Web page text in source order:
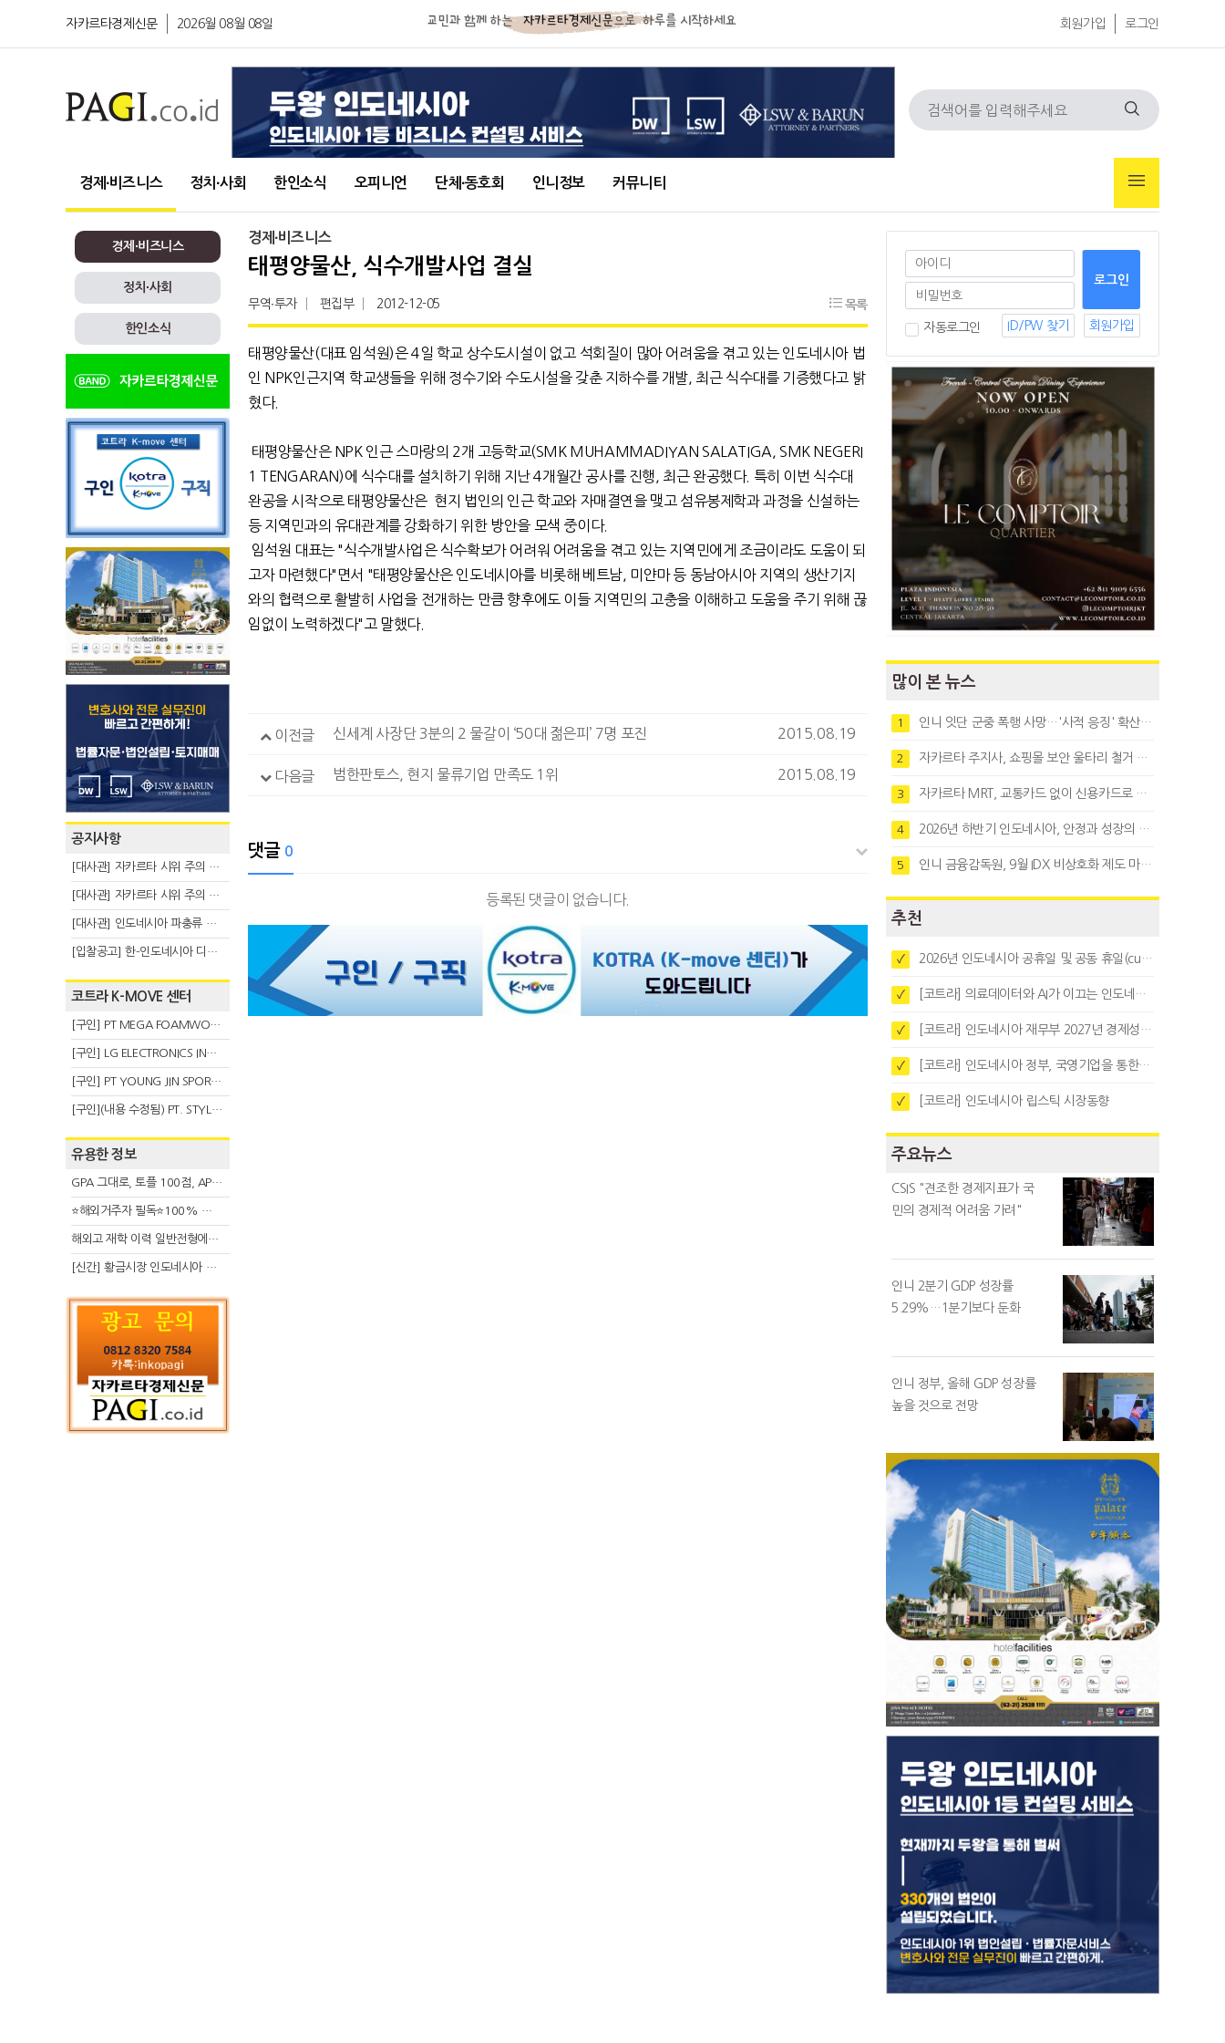
자카르타경제신문 2026월 08월 08일 회원가입 로그인
경제∙비즈니스 정치∙사회 한인소식 오피니언 단체∙동호회 인니정보 커뮤니티
경제∙비즈니스
정치∙사회
한인소식
공지사항
[대사관] 자카르타 시위 주의 안내(8.6)
[대사관] 자카르타 시위 주의 안내(8.3)
[대사관] 인도네시아 파충류 불법 반출 주의 (7.29)
[입찰공고] 한-인도네시아 디지털융복합 탈 전시회
코트라 K-MOVE 센터
[구인] PT MEGA FOAMWORKS INDONESIA
[구인] LG ELECTRONICS INDONESIA
[구인] PT YOUNG JIN SPORT INDONESIA
[구인](내용 수정됨) PT. STYLE KOREAN INDONESIA (스타일 코리안 인도네시아)
유용한 정보
GPA 그대로, 토플 100점, AP 막막 — 원인은 하나입니다
⭐해외거주자 필독⭐100% 온라인 마지막 한국어교원 2급 추가모집 (~8/2)
해외고 재학 이력 일반전형에서 분명한 입시 강점 살리는 전략
[신간] 황금시장 인도네시아 슈퍼리치의 성공 수업
경제∙비즈니스
태평양물산, 식수개발사업 결실
무역∙투자 편집부 2012-12-05 목록
태평양물산(대표 임석원)은 4일 학교 상수도시설이 없고 석회질이 많아 어려움을 겪고 있는 인도네시아 법
인 NPK인근지역 학교생들을 위해 정수기와 수도시설을 갖춘 지하수를 개발, 최근 식수대를 기증했다고 밝
혔다.
태평양물산은 NPK 인근 스마랑의 2개 고등학교(SMK MUHAMMADIYAN SALATIGA, SMK NEGERI
1 TENGARAN)에 식수대를 설치하기 위해 지난 4개월간 공사를 진행, 최근 완공했다. 특히 이번 식수대
완공을 시작으로 태평양물산은 현지 법인의 인근 학교와 자매결연을 맺고 섬유봉제학과 과정을 신설하는
등 지역민과의 유대관계를 강화하기 위한 방안을 모색 중이다.
임석원 대표는 "식수개발사업은 식수확보가 어려워 어려움을 겪고 있는 지역민에게 조금이라도 도움이 되
고자 마련했다"면서 "태평양물산은 인도네시아를 비롯해 베트남, 미얀마 등 동남아시아 지역의 생산기지
와의 협력으로 활발히 사업을 전개하는 만큼 향후에도 이들 지역민의 고충을 이해하고 도움을 주기 위해 끊
임없이 노력하겠다"고 말했다.
이전글 신세계 사장단 3분의 2 물갈이 ‘50대 젊은피’ 7명 포진 2015.08.19
다음글 범한판토스, 현지 물류기업 만족도 1위 2015.08.19
댓글 0
등록된 댓글이 없습니다.
자동로그인 ID/PW 찾기 회원가입
많이 본 뉴스
1 인니 잇단 군중 폭행 사망…'사적 응징' 확산에 법치 우려
2 자카르타 주지사, 쇼핑몰 보안 울타리 철거 요청…"치안 문제없다"
3 자카르타 MRT, 교통카드 없이 신용카드로 바로 탄다
4 2026년 하반기 인도네시아, 안정과 성장의 시험대
5 인니 금융감독원, 9월 IDX 비상호화 제도 마련…주식회사 전환 본격화
추천
✓ 2026년 인도네시아 공휴일 및 공동 휴일(cuti bersama)
✓ [코트라] 의료데이터와 AI가 이끄는 인도네시아 디지털 헬스케어 시장 트렌드
✓ [코트라] 인도네시아 재무부 2027년 경제성장 전망 및 목표 발표
✓ [코트라] 인도네시아 정부, 국영기업을 통한 석탄·팜유·합금철 수출 중앙집중화 추진
✓ [코트라] 인도네시아 립스틱 시장동향
주요뉴스
CSIS "견조한 경제지표가 국
민의 경제적 어려움 가려"
인니 2분기 GDP 성장률
5.29%…1분기보다 둔화
인니 정부, 올해 GDP 성장률
높을 것으로 전망